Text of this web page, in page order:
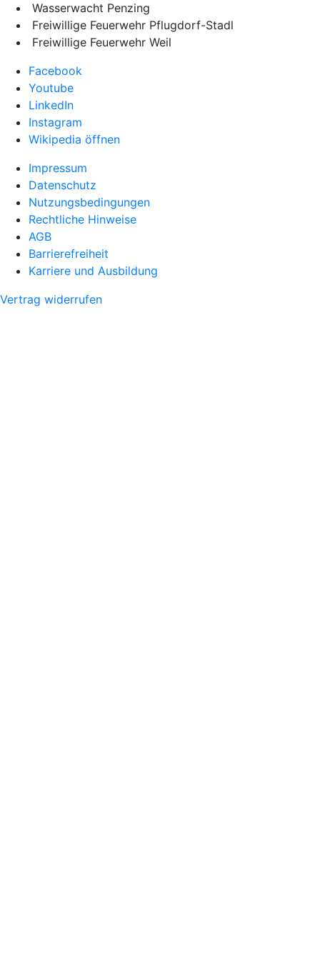
Wasserwacht Penzing
Freiwillige Feuerwehr Pflugdorf-Stadl
Freiwillige Feuerwehr Weil
Facebook
Youtube
LinkedIn
Instagram
Wikipedia öffnen
Impressum
Datenschutz
Nutzungsbedingungen
Rechtliche Hinweise
AGB
Barrierefreiheit
Karriere und Ausbildung
Vertrag widerrufen